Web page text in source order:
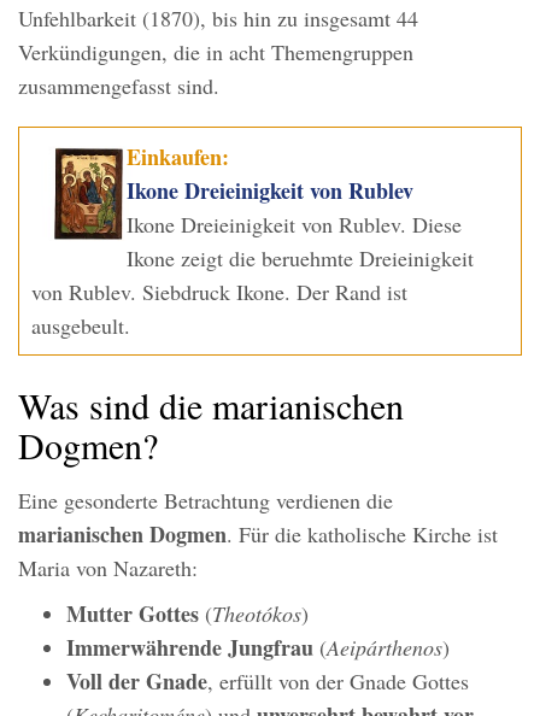
Unfehlbarkeit (1870), bis hin zu insgesamt 44
Verkündigungen, die in acht Themengruppen
zusammengefasst sind.
Einkaufen:
Ikone Dreieinigkeit von Rublev
Ikone Dreieinigkeit von Rublev. Diese
Ikone zeigt die beruehmte Dreieinigkeit
von Rublev. Siebdruck Ikone. Der Rand ist
ausgebeult.
Was sind die marianischen
Dogmen?
Eine gesonderte Betrachtung verdienen die
marianischen Dogmen. Für die katholische Kirche ist
Maria von Nazareth:
Mutter Gottes (Theotókos)
Immerwährende Jungfrau (Aeipárthenos)
Voll der Gnade, erfüllt von der Gnade Gottes